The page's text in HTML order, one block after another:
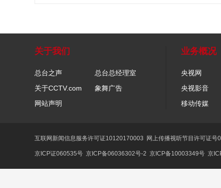
关于我们
总台之声
总台总经理室
关于CCTV.com
象舞广告
网站声明
业务概况
央视网
央视影音
移动传媒
互联网新闻信息服务许可证10120170003 网上传播视听节目许可证
京ICP证060535号 京ICP备06036302号-2 京ICP备10003349号 京